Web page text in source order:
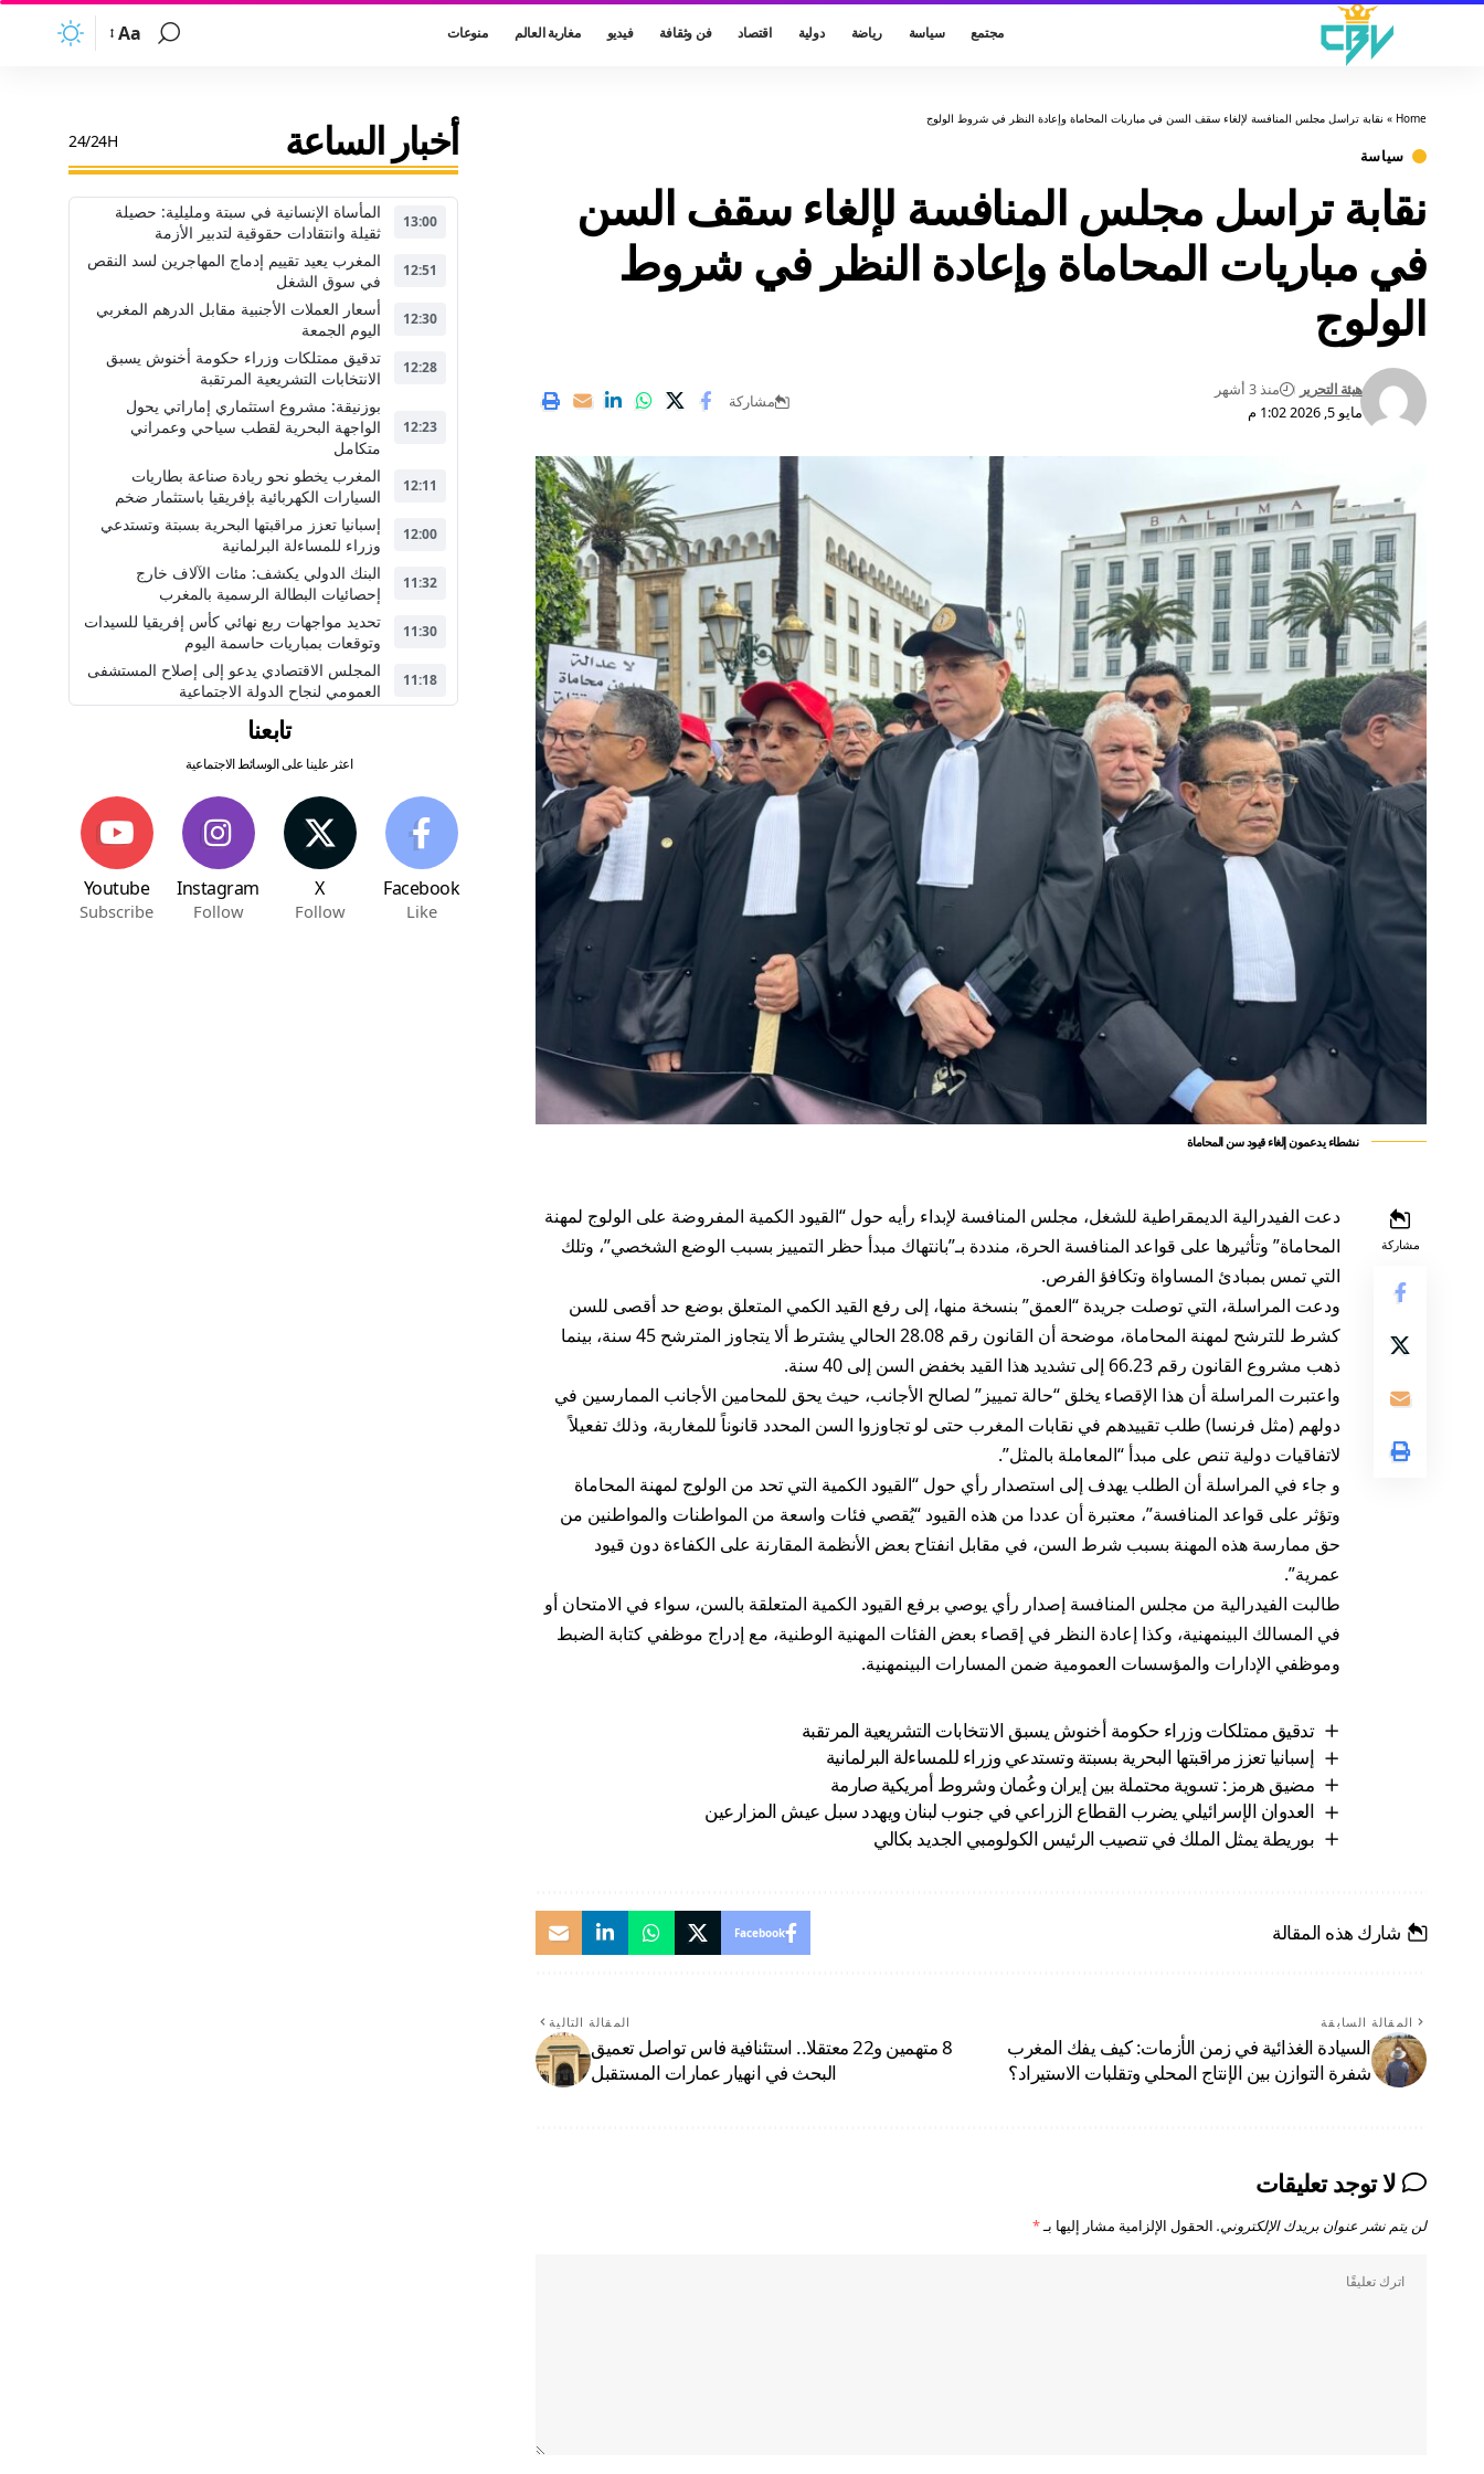
مجتمع سياسة رياضة دولية اقتصاد فن وثقافة فيديو مغاربة العالم منوعات Aa
Home
» نقابة تراسل مجلس المنافسة لإلغاء سقف السن في مباريات المحاماة وإعادة النظر في شروط الولوج
سياسة
نقابة تراسل مجلس المنافسة لإلغاء سقف السن
في مباريات المحاماة وإعادة النظر في شروط
الولوج
مايو 5, 2026 1:02 م
هيئة التحرير منذ 3 أشهر
مشاركة
نشطاء يدعمون إلغاء قيود سن المحاماة
مشاركة
دعت الفيدرالية الديمقراطية للشغل، مجلس المنافسة لإبداء رأيه حول “القيود الكمية المفروضة على الولوج لمهنة
المحاماة” وتأثيرها على قواعد المنافسة الحرة، منددة بـ”بانتهاك مبدأ حظر التمييز بسبب الوضع الشخصي”، وتلك
التي تمس بمبادئ المساواة وتكافؤ الفرص.
ودعت المراسلة، التي توصلت جريدة “العمق” بنسخة منها، إلى رفع القيد الكمي المتعلق بوضع حد أقصى للسن
كشرط للترشح لمهنة المحاماة، موضحة أن القانون رقم 28.08 الحالي يشترط ألا يتجاوز المترشح 45 سنة، بينما
ذهب مشروع القانون رقم 66.23 إلى تشديد هذا القيد بخفض السن إلى 40 سنة.
واعتبرت المراسلة أن هذا الإقصاء يخلق “حالة تمييز” لصالح الأجانب، حيث يحق للمحامين الأجانب الممارسين في
دولهم (مثل فرنسا) طلب تقييدهم في نقابات المغرب حتى لو تجاوزوا السن المحدد قانوناً للمغاربة، وذلك تفعيلاً
لاتفاقيات دولية تنص على مبدأ “المعاملة بالمثل”.
و جاء في المراسلة أن الطلب يهدف إلى استصدار رأي حول “القيود الكمية التي تحد من الولوج لمهنة المحاماة
وتؤثر على قواعد المنافسة”، معتبرة أن عددا من هذه القيود “يُقصي فئات واسعة من المواطنات والمواطنين من
حق ممارسة هذه المهنة بسبب شرط السن، في مقابل انفتاح بعض الأنظمة المقارنة على الكفاءة دون قيود
عمرية”.
طالبت الفيدرالية من مجلس المنافسة إصدار رأي يوصي برفع القيود الكمية المتعلقة بالسن، سواء في الامتحان أو
في المسالك البينمهنية، وكذا إعادة النظر في إقصاء بعض الفئات المهنية الوطنية، مع إدراج موظفي كتابة الضبط
وموظفي الإدارات والمؤسسات العمومية ضمن المسارات البينمهنية.
تدقيق ممتلكات وزراء حكومة أخنوش يسبق الانتخابات التشريعية المرتقبة
إسبانيا تعزز مراقبتها البحرية بسبتة وتستدعي وزراء للمساءلة البرلمانية
مضيق هرمز: تسوية محتملة بين إيران وعُمان وشروط أمريكية صارمة
العدوان الإسرائيلي يضرب القطاع الزراعي في جنوب لبنان ويهدد سبل عيش المزارعين
بوريطة يمثل الملك في تنصيب الرئيس الكولومبي الجديد بكالي
شارك هذه المقالة Facebook
المقالة السابقة
السيادة الغذائية في زمن الأزمات: كيف يفك المغرب
شفرة التوازن بين الإنتاج المحلي وتقلبات الاستيراد؟
المقالة التالية
8 متهمين و22 معتقلا.. استئنافية فاس تواصل تعميق
البحث في انهيار عمارات المستقبل
لا توجد تعليقات
لن يتم نشر عنوان بريدك الإلكتروني. الحقول الإلزامية مشار إليها بـ*
أخبار الساعة 24/24H
13:00
المأساة الإنسانية في سبتة ومليلية: حصيلة
ثقيلة وانتقادات حقوقية لتدبير الأزمة
12:51
المغرب يعيد تقييم إدماج المهاجرين لسد النقص
في سوق الشغل
12:30
أسعار العملات الأجنبية مقابل الدرهم المغربي
اليوم الجمعة
12:28
تدقيق ممتلكات وزراء حكومة أخنوش يسبق
الانتخابات التشريعية المرتقبة
12:23
بوزنيقة: مشروع استثماري إماراتي يحول
الواجهة البحرية لقطب سياحي وعمراني
متكامل
12:11
المغرب يخطو نحو ريادة صناعة بطاريات
السيارات الكهربائية بإفريقيا باستثمار ضخم
12:00
إسبانيا تعزز مراقبتها البحرية بسبتة وتستدعي
وزراء للمساءلة البرلمانية
11:32
البنك الدولي يكشف: مئات الآلاف خارج
إحصائيات البطالة الرسمية بالمغرب
11:30
تحديد مواجهات ربع نهائي كأس إفريقيا للسيدات
وتوقعات بمباريات حاسمة اليوم
11:18
المجلس الاقتصادي يدعو إلى إصلاح المستشفى
العمومي لنجاح الدولة الاجتماعية
تابعنا
اعثر علينا على الوسائط الاجتماعية
Facebook
Like
X
Follow
Instagram
Follow
Youtube
Subscribe